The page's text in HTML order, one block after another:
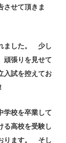
させて頂きま
ました。 少し
頑張りを見せて
入試を控えてお
学校を卒業して
高校を受験し
ります。 そし